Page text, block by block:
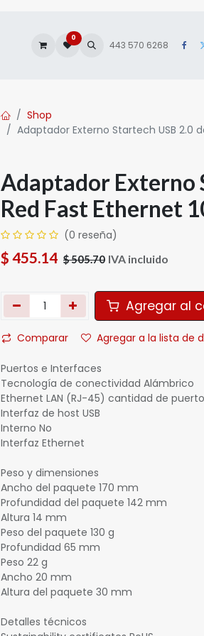
0
443 570 6268
Shop
Adaptador Externo Startech USB 2.0
Adaptador Externo
Red Fast Ethernet
(0 reseña)
$ 455.14 $505.70 IVA incluido
Agregar al
Comparar Agregar a la lista de
Puertos e Interfaces
Tecnología de conectividad Alámbrico
Ethernet LAN (RJ-45) cantidad de
Interfaz de host USB
Interno No
Interfaz Ethernet
Peso y dimensiones
Ancho del paquete 170 mm
Profundidad del paquete 142 mm
Altura 14 mm
Peso del paquete 130 g
Profundidad 65 mm
Peso 22 g
Ancho 20 mm
Altura del paquete 30 mm
Detalles técnicos